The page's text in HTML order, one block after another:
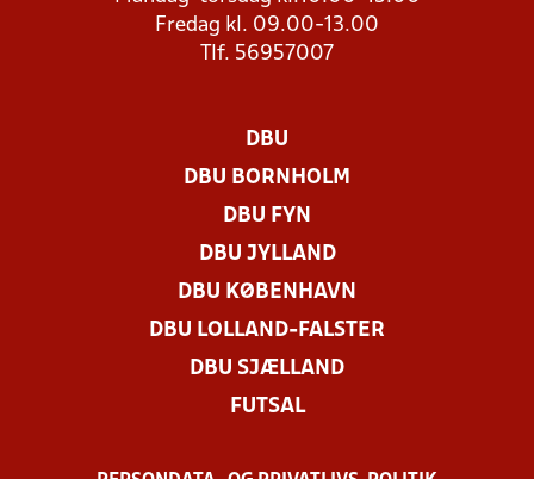
Fredag kl. 09.00-13.00
Tlf. 56957007
DBU
DBU BORNHOLM
DBU FYN
DBU JYLLAND
DBU KØBENHAVN
DBU LOLLAND-FALSTER
DBU SJÆLLAND
FUTSAL